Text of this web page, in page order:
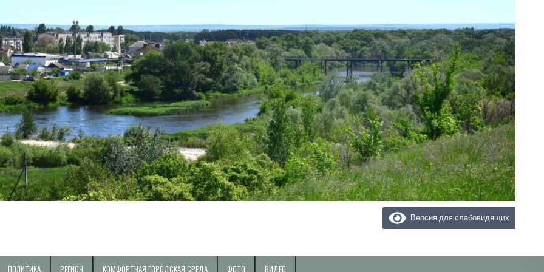
Версия для слабовидящих
ПОЛИТИКА РЕГИОН КОМФОРТНАЯ ГОРОДСКАЯ СРЕДА ФОТО ВИДЕО